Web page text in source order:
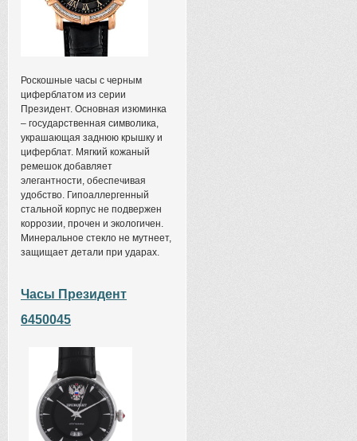
Роскошные часы с черным
циферблатом из серии
Президент. Основная изюминка
– государственная символика,
украшающая заднюю крышку и
циферблат. Мягкий кожаный
ремешок добавляет
элегантности, обеспечивая
удобство. Гипоаллергенный
стальной корпус не подвержен
коррозии, прочен и экологичен.
Минеральное стекло не мутнеет,
защищает детали при ударах.
Часы Президент
6450045